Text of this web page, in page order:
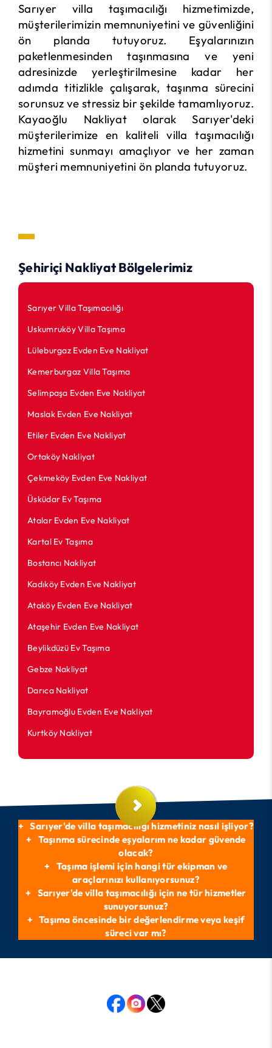
Sarıyer villa taşımacılığı hizmetimizde,
müşterilerimizin memnuniyetini ve güvenliğini
ön planda tutuyoruz. Eşyalarınızın
paketlenmesinden taşınmasına ve yeni
adresinizde yerleştirilmesine kadar her
adımda titizlikle çalışarak, taşınma sürecini
sorunsuz ve stressiz bir şekilde tamamlıyoruz.
Kayaoğlu Nakliyat olarak Sarıyer'deki
müşterilerimize en kaliteli villa taşımacılığı
hizmetini sunmayı amaçlıyor ve her zaman
müşteri memnuniyetini ön planda tutuyoruz.
Şehiriçi Nakliyat Bölgelerimiz
Sarıyer Villa Taşımacılığı
Uskumruköy Villa Taşıma
Lüleburgaz Evden Eve Nakliyat
Kemerburgaz Villa Taşıma
Selimpaşa Evden Eve Nakliyat
Maslak Evden Eve Nakliyat
Etiler Evden Eve Nakliyat
Ortaköy Nakliyat
Çekmeköy Evden Eve Nakliyat
Üsküdar Ev Taşıma
Atalar Evden Eve Nakliyat
Kartal Ev Taşıma
Bostancı Nakliyat
Kadıköy Evden Eve Nakliyat
Ataköy Evden Eve Nakliyat
Ataşehir Evden Eve Nakliyat
Beylikdüzü Ev Taşıma
Gebze Nakliyat
Darıca Nakliyat
Bayramoğlu Evden Eve Nakliyat
Kurtköy Nakliyat
Sarıyer'de villa taşımacılığı hizmetiniz nasıl işliyor?
Taşınma sürecinde eşyalarım ne kadar güvende
olacak?
Taşıma işlemi için hangi tür ekipman ve
araçlarınızı kullanıyorsunuz?
Sarıyer'de villa taşımacılığı için ne tür hizmetler
sunuyorsunuz?
Taşıma öncesinde bir değerlendirme veya keşif
süreci var mı?